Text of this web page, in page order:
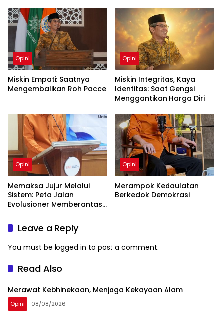
Opini
Miskin Empati: Saatnya
Mengembalikan Roh Pacce
Opini
Miskin Integritas, Kaya
Identitas: Saat Gengsi
Menggantikan Harga Diri
Opini
Memaksa Jujur Melalui
Sistem: Peta Jalan
Evolusioner Memberantas
Opini
Merampok Kedaulatan
Berkedok Demokrasi
Leave a Reply
You must be logged in to post a comment.
Read Also
Merawat Kebhinekaan, Menjaga Kekayaan Alam
Opini 08/08/2026